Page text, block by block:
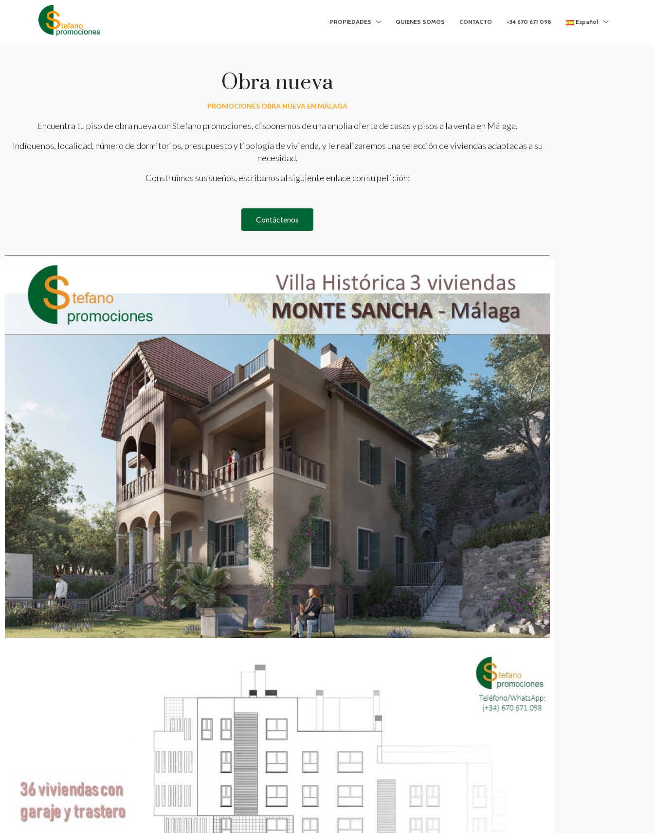
PROPIEDADES QUIENES SOMOS CONTACTO +34 670 671 098 Español
Obra nueva
PROMOCIONES OBRA NUEVA EN MÁLAGA
Encuentra tu piso de obra nueva con Stefano promociones, disponemos de una amplia oferta de casas y pisos a la venta en Málaga.
Indíquenos, localidad, número de dormitorios, presupuesto y tipología de vivienda, y le realizaremos una selección de viviendas adaptadas a su
necesidad.
Construimos sus sueños, escribanos al siguiente enlace con su petición:
Contáctenos